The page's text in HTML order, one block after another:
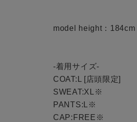
model height：184cm
-着用サイズ-
COAT:L [店頭限定]
SWEAT:XL※
PANTS:L※
CAP:FREE※